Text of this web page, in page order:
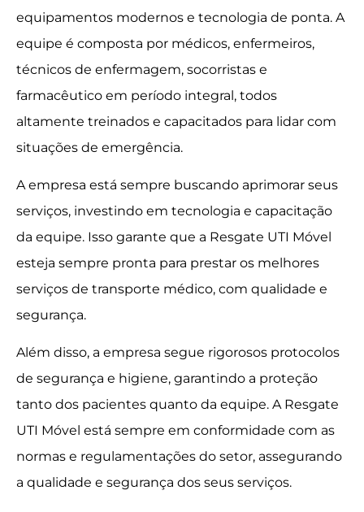
equipamentos modernos e tecnologia de ponta. A
equipe é composta por médicos, enfermeiros,
técnicos de enfermagem, socorristas e
farmacêutico em período integral, todos
altamente treinados e capacitados para lidar com
situações de emergência.
A empresa está sempre buscando aprimorar seus
serviços, investindo em tecnologia e capacitação
da equipe. Isso garante que a Resgate UTI Móvel
esteja sempre pronta para prestar os melhores
serviços de transporte médico, com qualidade e
segurança.
Além disso, a empresa segue rigorosos protocolos
de segurança e higiene, garantindo a proteção
tanto dos pacientes quanto da equipe. A Resgate
UTI Móvel está sempre em conformidade com as
normas e regulamentações do setor, assegurando
a qualidade e segurança dos seus serviços.